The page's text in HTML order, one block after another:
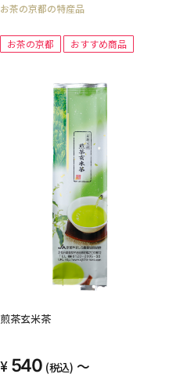
お茶の京都の特産品
お茶の京都 おすすめ商品
煎茶玄米茶
540 (税込) ～